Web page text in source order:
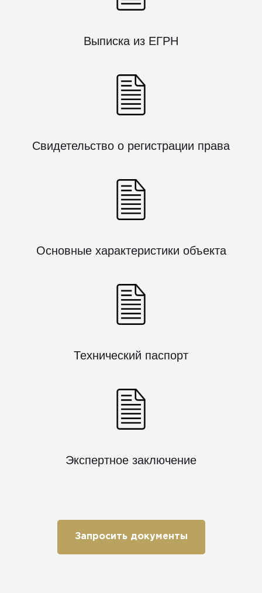
Выписка из ЕГРН
Свидетельство о регистрации права
Основные характеристики объекта
Технический паспорт
Экспертное заключение
Запросить документы